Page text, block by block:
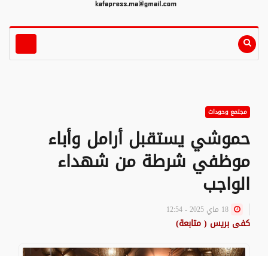
مجتمع وحوداث
حموشي يستقبل أرامل وأباء
موظفي شرطة من شهداء
الواجب
كفى بريس ( متابعة)